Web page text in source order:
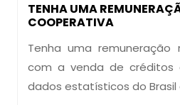
TENHA UMA
COOPERATIVA
Tenha uma remuneração
com a venda de créditos
dados estatísticos do Brasil